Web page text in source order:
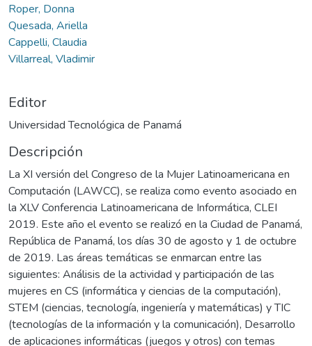
Roper, Donna
Quesada, Ariella
Cappelli, Claudia
Villarreal, Vladimir
Editor
Universidad Tecnológica de Panamá
Descripción
La XI versión del Congreso de la Mujer Latinoamericana en
Computación (LAWCC), se realiza como evento asociado en
la XLV Conferencia Latinoamericana de Informática, CLEI
2019. Este año el evento se realizó en la Ciudad de Panamá,
República de Panamá, los días 30 de agosto y 1 de octubre
de 2019. Las áreas temáticas se enmarcan entre las
siguientes: Análisis de la actividad y participación de las
mujeres en CS (informática y ciencias de la computación),
STEM (ciencias, tecnología, ingeniería y matemáticas) y TIC
(tecnologías de la información y la comunicación), Desarrollo
de aplicaciones informáticas (juegos y otros) con temas